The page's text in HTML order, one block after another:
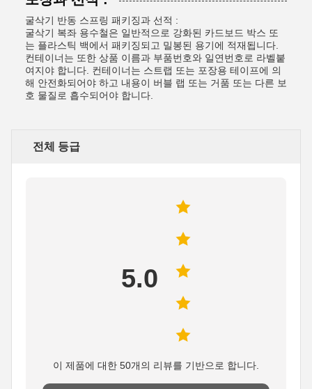
굴삭기 반동 스프링 패키징과 선적 :
굴삭기 복좌 용수철은 일반적으로 강화된 카드보드 박스 또
는 플라스틱 백에서 패키징되고 밀봉된 용기에 적재됩니다.
컨테이너는 또한 상품 이름과 부품번호와 일연번호로 라벨붙
여지야 합니다. 컨테이너는 스트랩 또는 포장용 테이프에 의
해 안전화되어야 하고 내용이 버블 랩 또는 거품 또는 다른 보
호 물질로 흡수되어야 합니다.
전체 등급
5.0
이 제품에 대한 50개의 리뷰를 기반으로 합니다.